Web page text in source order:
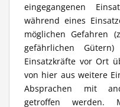
eingegangenen
während eines
möglichen Gefahren
gefährlichen
Einsatzkräfte vor Ort
von hier aus weitere
Absprachen mit
getroffen werden.